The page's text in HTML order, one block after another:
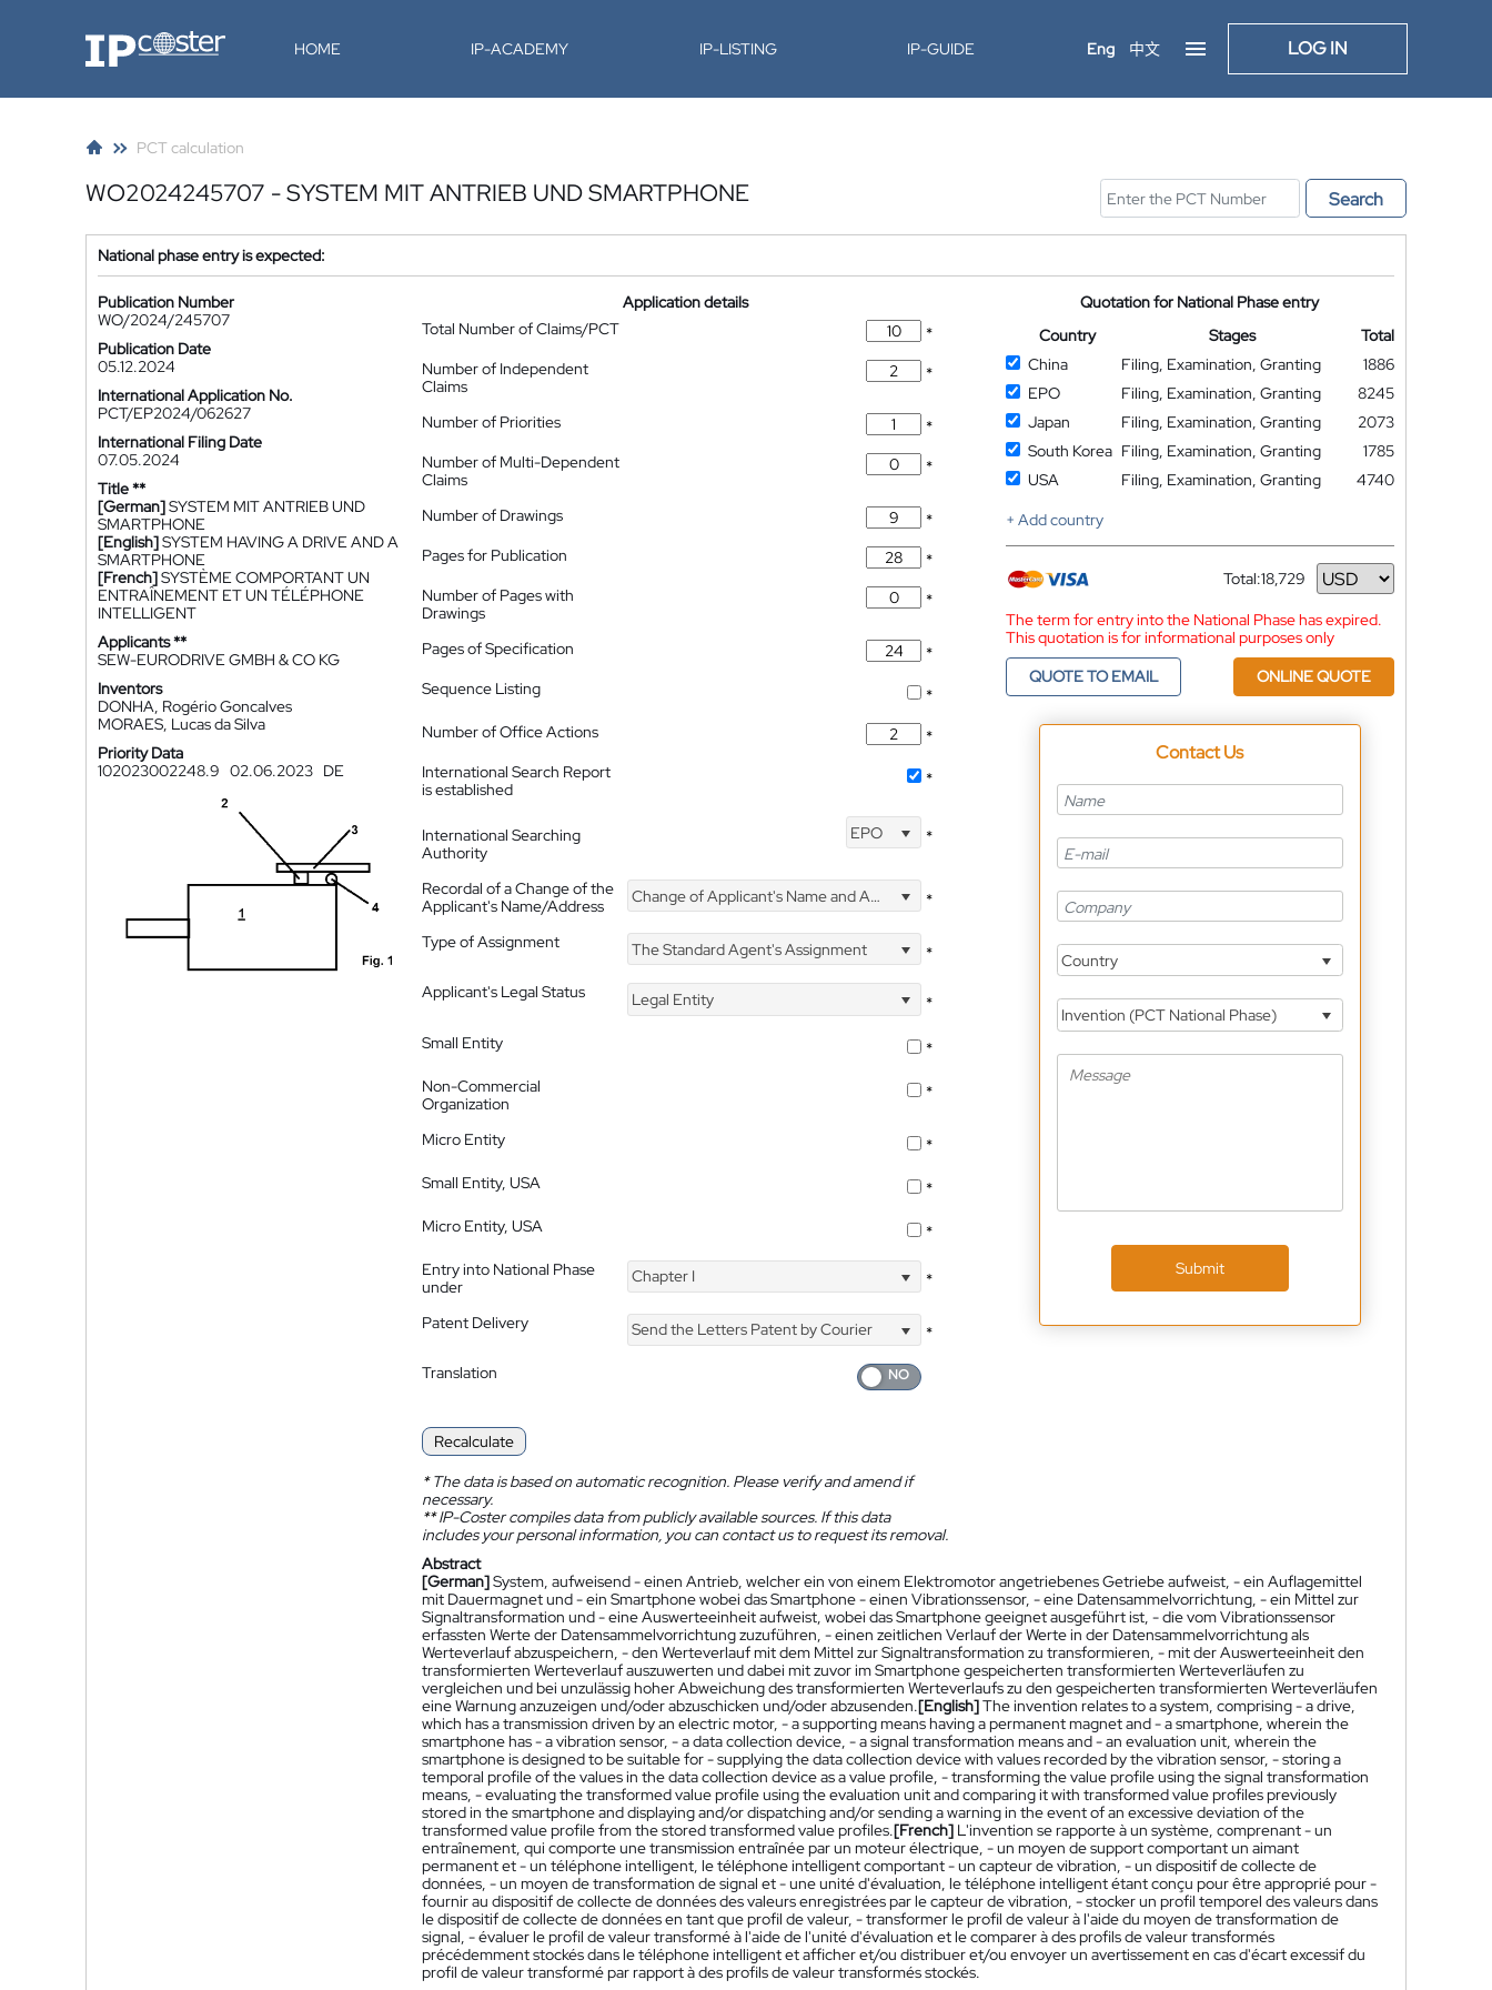
IP-Coster HOME IP-ACADEMY IP-LISTING IP-GUIDE Eng 中文 LOG IN
PCT calculation
WO2024245707 - SYSTEM MIT ANTRIEB UND SMARTPHONE Search
National phase entry is expected:
Publication Number
WO/2024/245707
Publication Date
05.12.2024
International Application No.
PCT/EP2024/062627
International Filing Date
07.05.2024
Title **
[German]SYSTEM MIT ANTRIEB UND
SMARTPHONE
[English]SYSTEM HAVING A DRIVE AND A
SMARTPHONE
[French]SYSTÈME COMPORTANT UN
ENTRAÎNEMENT ET UN TÉLÉPHONE
INTELLIGENT
Applicants **
SEW-EURODRIVE GMBH & CO KG
Inventors
DONHA, Rogério Goncalves
MORAES, Lucas da Silva
Priority Data
102023002248.9 02.06.2023 DE
Application details
Total Number of Claims/PCT
*
Number of Independent
Claims
*
Number of Priorities
*
Number of Multi-Dependent
Claims
*
Number of Drawings
*
Pages for Publication
*
Number of Pages with
Drawings
*
Pages of Specification
*
Sequence Listing
*
Number of Office Actions
*
International Search Report
is established
*
International Searching
Authority
EPO *
Recordal of a Change of the
Applicant's Name/Address
Change of Applicant's Name and Address *
Type of Assignment The Standard Agent's Assignment
*
Applicant's Legal Status
Legal Entity
*
Small Entity
*
Non-Commercial
Organization
*
Micro Entity
*
Small Entity, USA
*
Micro Entity, USA
*
Entry into National Phase
under
Chapter I *
Patent Delivery Send the Letters Patent by Courier
*
Translation
Recalculate
*The data is based on automatic recognition. Please verify and amend if
necessary.
**IP-Coster compiles data from publicly available sources. If this data
includes your personal information, you can contact us to request its removal.
Quotation for National Phase entry
Country
Stages
Total
China
Filing, Examination, Granting
1886
EPO
Filing, Examination, Granting
8245
Japan
Filing, Examination, Granting
2073
South Korea Filing, Examination, Granting
1785
USA
Filing, Examination, Granting
4740
+ Add country
Total:18,729
Currency
The term for entry into the National Phase has expired.
This quotation is for informational purposes only
QUOTE TO EMAIL
ONLINE QUOTE
Contact Us
Country
Invention (PCT National Phase)
Submit
Abstract
[German]System, aufweisend - einen Antrieb, welcher ein von einem Elektromotor angetriebenes Getriebe aufweist, - ein Auflagemittel
mit Dauermagnet und - ein Smartphone wobei das Smartphone - einen Vibrationssensor, - eine Datensammelvorrichtung, - ein Mittel zur
Signaltransformation und - eine Auswerteeinheit aufweist, wobei das Smartphone geeignet ausgeführt ist, - die vom Vibrationssensor
erfassten Werte der Datensammelvorrichtung zuzuführen, - einen zeitlichen Verlauf der Werte in der Datensammelvorrichtung als
Werteverlauf abzuspeichern, - den Werteverlauf mit dem Mittel zur Signaltransformation zu transformieren, - mit der Auswerteeinheit den
transformierten Werteverlauf auszuwerten und dabei mit zuvor im Smartphone gespeicherten transformierten Werteverläufen zu
vergleichen und bei unzulässig hoher Abweichung des transformierten Werteverlaufs zu den gespeicherten transformierten Werteverläufen
eine Warnung anzuzeigen und/oder abzuschicken und/oder abzusenden.[English]The invention relates to a system, comprising - a drive,
which has a transmission driven by an electric motor, - a supporting means having a permanent magnet and - a smartphone, wherein the
smartphone has - a vibration sensor, - a data collection device, - a signal transformation means and - an evaluation unit, wherein the
smartphone is designed to be suitable for - supplying the data collection device with values recorded by the vibration sensor, - storing a
temporal profile of the values in the data collection device as a value profile, - transforming the value profile using the signal transformation
means, - evaluating the transformed value profile using the evaluation unit and comparing it with transformed value profiles previously
stored in the smartphone and displaying and/or dispatching and/or sending a warning in the event of an excessive deviation of the
transformed value profile from the stored transformed value profiles.[French] L'invention se rapporte à un système, comprenant - un
entraînement, qui comporte une transmission entraînée par un moteur électrique, - un moyen de support comportant un aimant
permanent et - un téléphone intelligent, le téléphone intelligent comportant - un capteur de vibration, - un dispositif de collecte de
données, - un moyen de transformation de signal et - une unité d'évaluation, le téléphone intelligent étant conçu pour être approprié pour -
fournir au dispositif de collecte de données des valeurs enregistrées par le capteur de vibration, - stocker un profil temporel des valeurs dans
le dispositif de collecte de données en tant que profil de valeur, - transformer le profil de valeur à l'aide du moyen de transformation de
signal, - évaluer le profil de valeur transformé à l'aide de l'unité d'évaluation et le comparer à des profils de valeur transformés
précédemment stockés dans le téléphone intelligent et afficher et/ou distribuer et/ou envoyer un avertissement en cas d'écart excessif du
profil de valeur transformé par rapport à des profils de valeur transformés stockés.